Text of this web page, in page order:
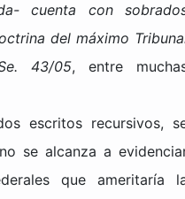
cuenta con
del máximo
43/05, entre
escritos recursivos,
se alcanza a
que ameritaría